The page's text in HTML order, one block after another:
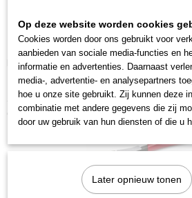
Bruto gewicht
0,19 Kg
Afmetingen (l,b,h)
20,50 x 9,20 x 1,30 cm
Benen/handgrepen:met kunststof
Bek hoek:30 graden gebogen bekken
Downloads:
Datasheet specificaties
Ook interessant
Op deze website worden cookies
Cookies worden door ons gebruikt voor
aanbieden van sociale media-functies en
informatie en advertenties. Daarnaast
media-, advertentie- en analysepartners
hoe u onze site gebruikt. Zij kunnen deze
combinatie met andere gegevens die zij
door uw gebruik van hun diensten of die u
Later opnieuw tonen